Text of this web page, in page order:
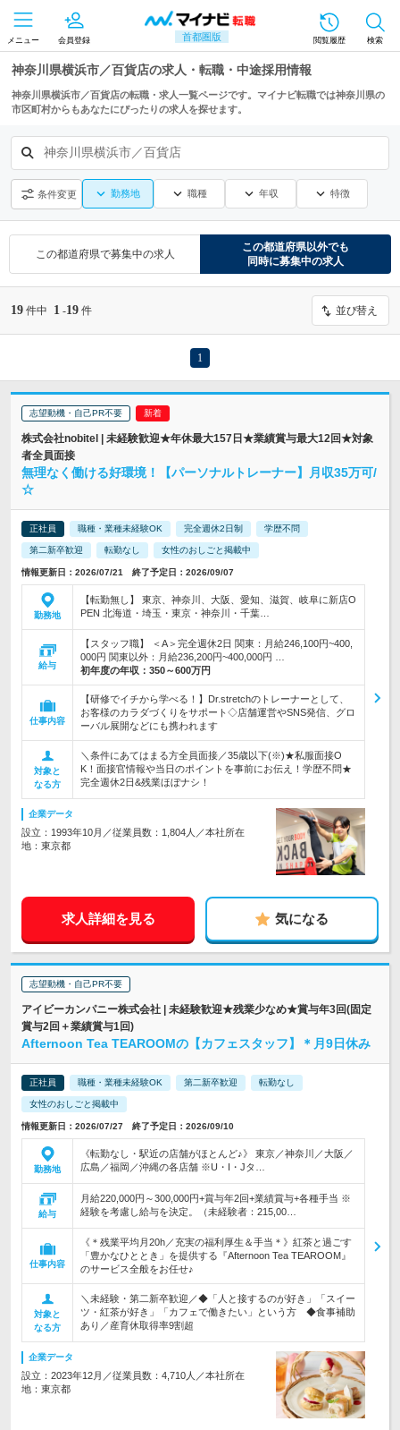
首都圏版
メニュー 会員登録 閲覧履歴 検索
神奈川県横浜市／百貨店の求人・転職・中途採用情報
神奈川県横浜市／百貨店の転職・求人一覧ページです。マイナビ転職では神奈川県の
市区町村からもあなたにぴったりの求人を探せます。
神奈川県横浜市／百貨店
条件変更 勤務地 職種 年収 特徴
この都道府県で募集中の求人
この都道府県以外でも
同時に募集中の求人
19 件中 1 -19 件 並び替え
1
志望動機・自己PR不要
株式会社nobitel | 未経験歓迎★年休最大157日★業績賞与最大12回★対象
者全員面接
無理なく働ける好環境！【パーソナルトレーナー】月収35万可/
☆
正社員 職種・業種未経験OK 完全週休2日制 学歴不問
第二新卒歓迎 転勤なし 女性のおしごと掲載中
情報更新日：2026/07/21 終了予定日：2026/09/07
勤務地
【転勤無し】 東京、神奈川、大阪、愛知、滋賀、岐阜に新店O
PEN 北海道・埼玉・東京・神奈川・千葉…
給与
【スタッフ職】 ＜A＞完全週休2日 関東：月給246,100円~400,
000円 関東以外：月給236,200円~400,000円 …
初年度の年収： 350～600万円
仕事内容
【研修でイチから学べる！】Dr.stretchのトレーナーとして、
お客様のカラダづくりをサポート◇店舗運営やSNS発信、グロ
ーバル展開などにも携われます
対象と
なる方
＼条件にあてはまる方全員面接／35歳以下(※)★私服面接O
K！面接官情報や当日のポイントを事前にお伝え！学歴不問★
完全週休2日&残業ほぼナシ！
企業データ
設立：1993年10月／従業員数：1,804人／本社所在
地：東京都
求人詳細を見る 気になる
志望動機・自己PR不要
アイビーカンパニー株式会社 | 未経験歓迎★残業少なめ★賞与年3回(固定
賞与2回＋業績賞与1回)
Afternoon Tea TEAROOMの【カフェスタッフ】＊月9日休み
正社員 職種・業種未経験OK 第二新卒歓迎 転勤なし
女性のおしごと掲載中
情報更新日：2026/07/27 終了予定日：2026/09/10
勤務地
《転勤なし・駅近の店舗がほとんど♪》 東京／神奈川／大阪／
広島／福岡／沖縄の各店舗 ※U・I・Jタ…
給与
月給220,000円～300,000円+賞与年2回+業績賞与+各種手当 ※
経験を考慮し給与を決定。（未経験者：215,00…
仕事内容
《＊残業平均月20h／充実の福利厚生＆手当＊》紅茶と過ごす
「豊かなひととき」を提供する『Afternoon Tea TEAROOM』
のサービス全般をお任せ♪
対象と
なる方
＼未経験・第二新卒歓迎／◆「人と接するのが好き」「スイー
ツ・紅茶が好き」「カフェで働きたい」という方 ◆食事補助
あり／産育休取得率9割超
企業データ
設立：2023年12月／従業員数：4,710人／本社所在
地：東京都